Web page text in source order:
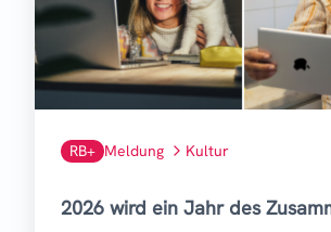
RB+ Meldung Kultur
2026 wird ein Jahr des